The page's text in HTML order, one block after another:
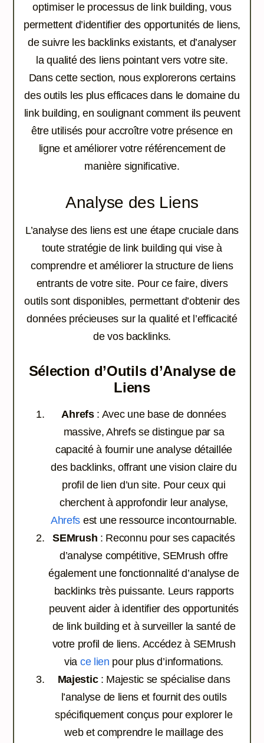
optimiser le processus de link building, vous
permettent d’identifier des opportunités de liens,
de suivre les backlinks existants, et d’analyser
la qualité des liens pointant vers votre site.
Dans cette section, nous explorerons certains
des outils les plus efficaces dans le domaine du
link building, en soulignant comment ils peuvent
être utilisés pour accroître votre présence en
ligne et améliorer votre référencement de
manière significative.
Analyse des Liens
L’analyse des liens est une étape cruciale dans
toute stratégie de link building qui vise à
comprendre et améliorer la structure de liens
entrants de votre site. Pour ce faire, divers
outils sont disponibles, permettant d’obtenir des
données précieuses sur la qualité et l’efficacité
de vos backlinks.
Sélection d’Outils d’Analyse de
Liens
Ahrefs: Avec une base de données
massive, Ahrefs se distingue par sa
capacité à fournir une analyse détaillée
des backlinks, offrant une vision claire du
profil de lien d’un site. Pour ceux qui
cherchent à approfondir leur analyse,
Ahrefs est une ressource incontournable.
SEMrush : Reconnu pour ses capacités
d’analyse compétitive, SEMrush offre
également une fonctionnalité d’analyse de
backlinks très puissante. Leurs rapports
peuvent aider à identifier des opportunités
de link building et à surveiller la santé de
votre profil de liens. Accédez à SEMrush
via ce lien pour plus d’informations.
Majestic: Majestic se spécialise dans
l’analyse de liens et fournit des outils
spécifiquement conçus pour explorer le
web et comprendre le maillage des